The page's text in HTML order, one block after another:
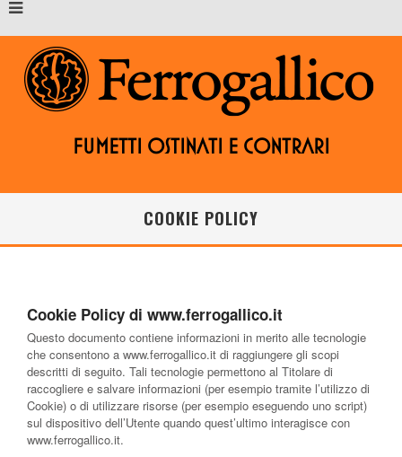
Fumetti ostinati e contrari
COOKIE POLICY
Cookie Policy di www.ferrogallico.it
Questo documento contiene informazioni in merito alle tecnologie
che consentono a www.ferrogallico.it di raggiungere gli scopi
descritti di seguito. Tali tecnologie permettono al Titolare di
raccogliere e salvare informazioni (per esempio tramite l’utilizzo di
Cookie) o di utilizzare risorse (per esempio eseguendo uno script)
sul dispositivo dell’Utente quando quest’ultimo interagisce con
www.ferrogallico.it.